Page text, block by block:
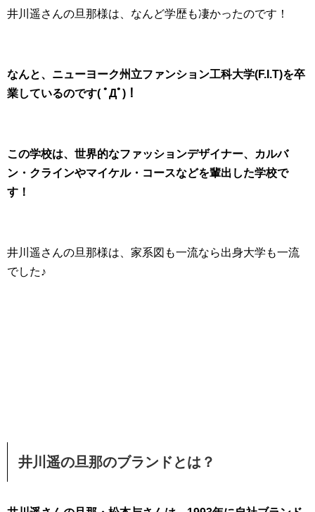
井川遥さんの旦那様は、なんど学歴も凄かったのです！
なんと、ニューヨーク州立ファンション工科大学(F.I.T)を卒
業しているのです( ﾟДﾟ)！
この学校は、世界的なファッションデザイナー、カルバ
ン・クラインやマイケル・コースなどを輩出した学校で
す！
井川遥さんの旦那様は、家系図も一流なら出身大学も一流
でした♪
井川遥の旦那のブランドとは？